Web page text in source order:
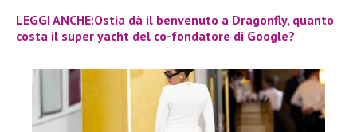
LEGGI ANCHE:Ostia dà il benvenuto a Dragonfly, quanto
costa il super yacht del co-fondatore di Google?